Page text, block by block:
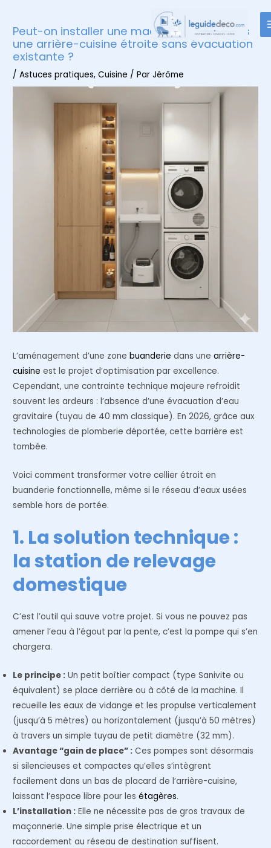
contenu
Peut-on installer une machine à laver dans
une arrière-cuisine étroite sans évacuation
existante ?
/Astuces pratiques,Cuisine / ParJérôme
L’aménagement d’une zonebuanderiedans unearrière-
cuisine est le projet d’optimisation par excellence.
Cependant, une contrainte technique majeure refroidit
souvent les ardeurs : l’absence d’une évacuation d’eau
gravitaire (tuyau de 40 mm classique). En 2026, grâce aux
technologies de plomberie déportée, cette barrière est
tombée.
Voici comment transformer votre cellier étroit en
buanderie fonctionnelle, même si le réseau d’eaux usées
semble hors de portée.
1. La solution technique :
la station de relevage
domestique
C’est l’outil qui sauve votre projet. Si vous ne pouvez pas
amener l’eau à l’égout par la pente, c’est la pompe qui s’en
chargera.
Le principe : Un petit boîtier compact (type Sanivite ou
équivalent) se place derrière ou à côté de la machine. Il
recueille les eaux de vidange et les propulse verticalement
(jusqu’à 5 mètres) ou horizontalement (jusqu’à 50 mètres)
à travers un simple tuyau de petit diamètre (32 mm).
Avantage “gain de place” : Ces pompes sont désormais
si silencieuses et compactes qu’elles s’intègrent
facilement dans un bas de placard de l’arrière-cuisine,
laissant l’espace libre pour lesétagères.
L’installation : Elle ne nécessite pas de gros travaux de
maçonnerie. Une simple prise électrique et un
raccordement au réseau de destination suffisent.